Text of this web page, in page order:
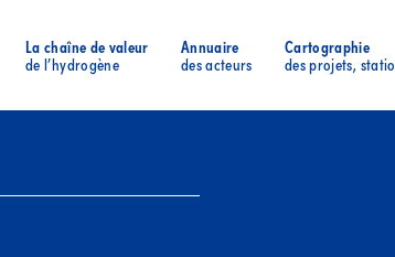
La chaîne de valeur
de l’hydrogène
Annuaire
des acteurs
Cartographie
des projets,